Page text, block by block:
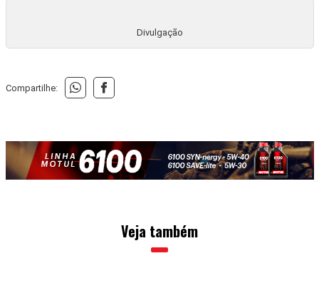
Divulgação
Compartilhe:
Veja também